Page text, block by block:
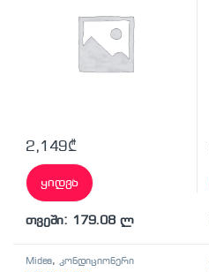
2,149₾
ყიდვა
თვეში: 179.08 ლ
Midea,კონდიციონერი